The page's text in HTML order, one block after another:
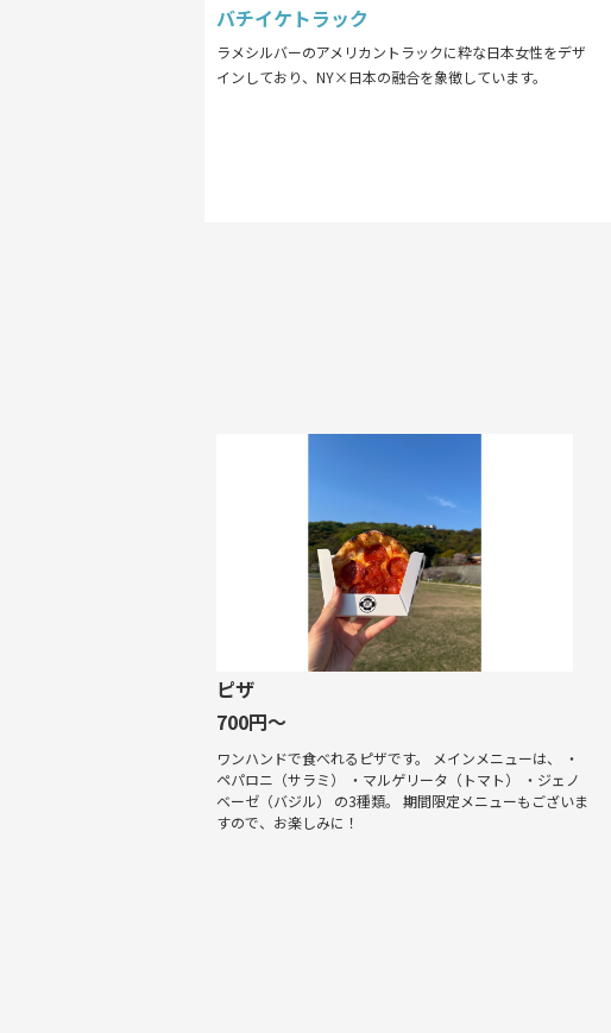
バチイケトラック
ラメシルバーのアメリカントラックに粋な日本女性をデザ
インしており、NY×日本の融合を象徴しています。
ピザ
700円～
ワンハンドで食べれるピザです。 メインメニューは、 ・
ペパロニ（サラミ） ・マルゲリータ（トマト） ・ジェノ
ベーゼ（バジル） の3種類。 期間限定メニューもございま
すので、お楽しみに！